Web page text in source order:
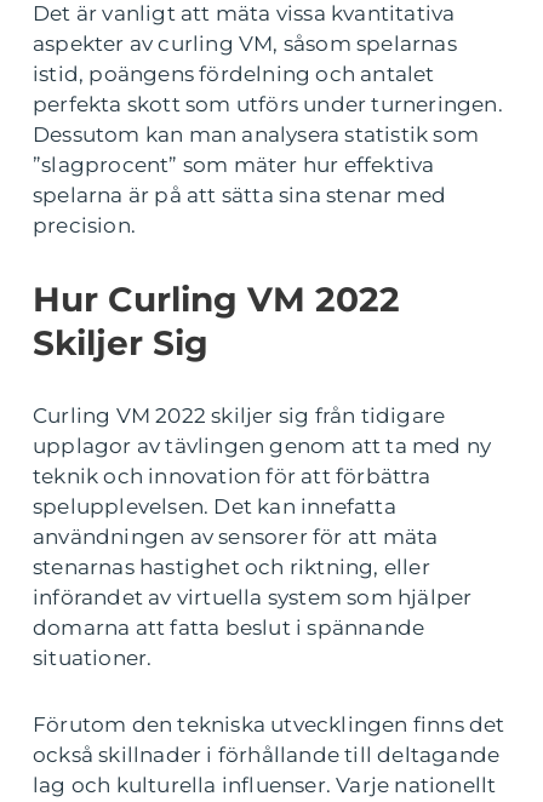
Det är vanligt att mäta vissa kvantitativa
aspekter av curling VM, såsom spelarnas
istid, poängens fördelning och antalet
perfekta skott som utförs under turneringen.
Dessutom kan man analysera statistik som
”slagprocent” som mäter hur effektiva
spelarna är på att sätta sina stenar med
precision.
Hur Curling VM 2022
Skiljer Sig
Curling VM 2022 skiljer sig från tidigare
upplagor av tävlingen genom att ta med ny
teknik och innovation för att förbättra
spelupplevelsen. Det kan innefatta
användningen av sensorer för att mäta
stenarnas hastighet och riktning, eller
införandet av virtuella system som hjälper
domarna att fatta beslut i spännande
situationer.
Förutom den tekniska utvecklingen finns det
också skillnader i förhållande till deltagande
lag och kulturella influenser. Varje nationellt